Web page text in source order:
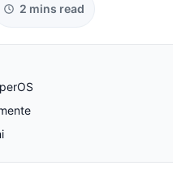
2 mins read